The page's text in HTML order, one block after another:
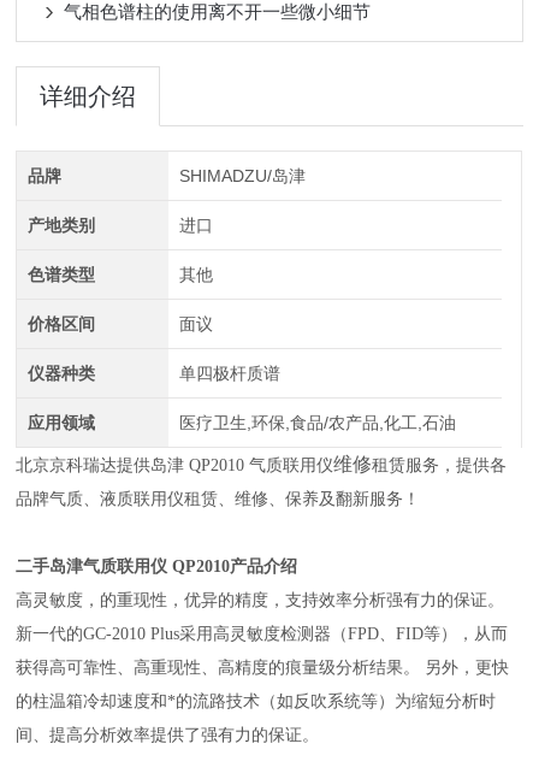
气相色谱柱的使用离不开一些微小细节
详细介绍
品牌 SHIMADZU/岛津
产地类别 进口
色谱类型 其他
价格区间 面议
仪器种类 单四极杆质谱
应用领域 医疗卫生,环保,食品/农产品,化工,石油
北京京科瑞达提供岛津 QP2010 气质联用仪维修租赁服务，提供各
品牌气质、液质联用仪租赁、维修、保养及翻新服务！
二手岛津气质联用仪 QP2010产品介绍
高灵敏度，的重现性，优异的精度，支持效率分析强有力的保证。
新一代的GC-2010 Plus采用高灵敏度检测器（FPD、FID等），从而
获得高可靠性、高重现性、高精度的痕量级分析结果。 另外，更快
的柱温箱冷却速度和*的流路技术（如反吹系统等）为缩短分析时
间、提高分析效率提供了强有力的保证。